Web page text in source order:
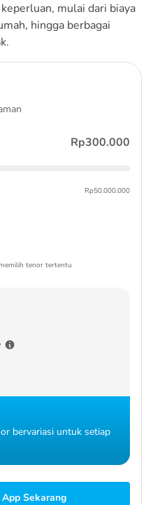
mulai dari biaya
hingga berbagai
Rp300.000
Rp50.000.000
tenor tertentu
bervariasi untuk setiap
Sekarang